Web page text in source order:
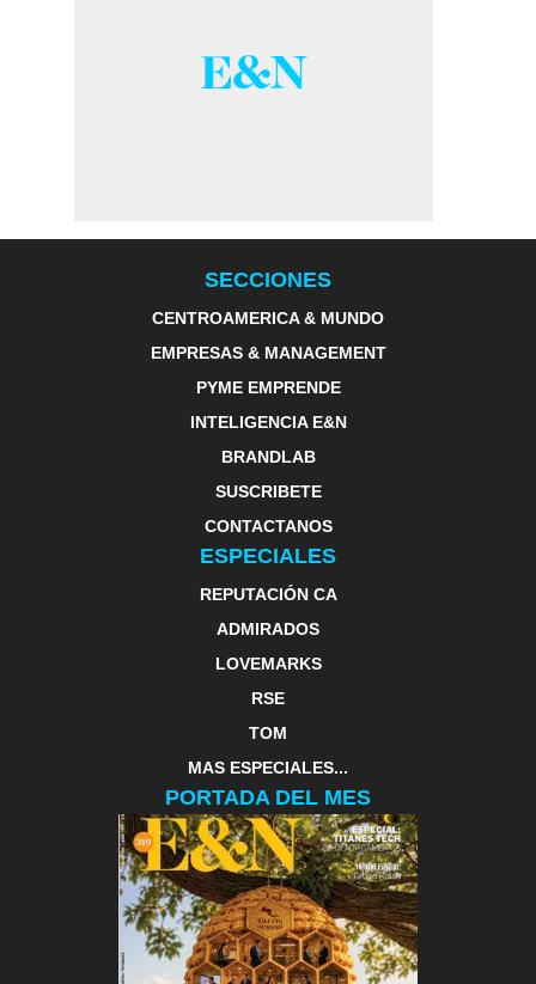
SECCIONES
CENTROAMERICA & MUNDO
EMPRESAS & MANAGEMENT
PYME EMPRENDE
INTELIGENCIA E&N
BRANDLAB
SUSCRIBETE
CONTACTANOS
ESPECIALES
REPUTACIÓN CA
ADMIRADOS
LOVEMARKS
RSE
TOM
MAS ESPECIALES...
PORTADA DEL MES